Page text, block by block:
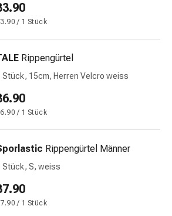
/ 1 Stück
Rippengürtel
Stück, 15cm, Herren Velcro weiss
/ 1 Stück
Rippengürtel Männer
Stück, S, weiss
/ 1 Stück